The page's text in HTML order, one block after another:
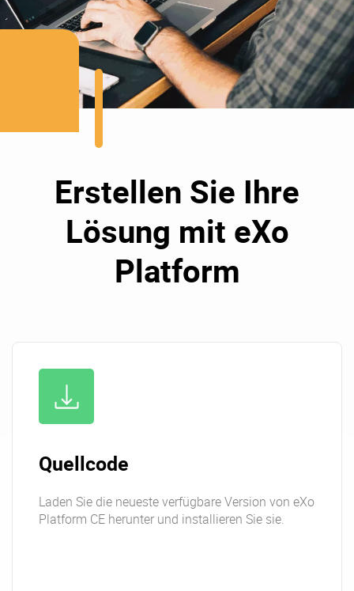
Erstellen Sie Ihre
Lösung mit eXo
Platform
Quellcode
Laden Sie die neueste verfügbare Version von eXo
Platform CE herunter und installieren Sie sie.